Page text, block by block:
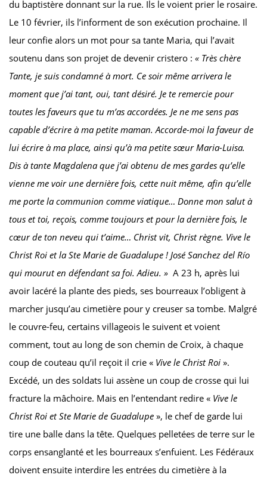
du baptistère donnant sur la rue. Ils le voient prier le rosaire.
Le 10 février, ils l’informent de son exécution prochaine. Il
leur confie alors un mot pour sa tante Maria, qui l’avait
soutenu dans son projet de devenir cristero : « Très chère
Tante, je suis condamné à mort. Ce soir même arrivera le
moment que j’ai tant, oui, tant désiré. Je te remercie pour
toutes les faveurs que tu m’as accordées. Je ne me sens pas
capable d’écrire à ma petite maman. Accorde-moi la faveur de
lui écrire à ma place, ainsi qu’à ma petite sœur Maria-Luisa.
Dis à tante Magdalena que j’ai obtenu de mes gardes qu’elle
vienne me voir une dernière fois, cette nuit même, afin qu’elle
me porte la communion comme viatique… Donne mon salut à
tous et toi, reçois, comme toujours etpour la dernière fois, le
cœur de ton neveu qui t’aime… Christ vit, Christ règne. Vive le
Christ Roi et la Ste Marie de Guadalupe ! José Sanchez del Río
qui mourut en défendant sa foi. Adieu. » A 23 h, après lui
avoir lacéré la plante des pieds, ses bourreaux l’obligent à
marcher jusqu’au cimetière pour y creuser sa tombe. Malgré
le couvre-feu, certains villageois le suivent et voient
comment, tout au long de son chemin de Croix, à chaque
coup de couteau qu’il reçoit il crie « Vive le Christ Roi ».
Excédé, un des soldats lui assène un coup de crosse qui lui
fracture la mâchoire. Mais en l’entendant redire « Vive le
Christ Roi et Ste Marie de Guadalupe », le chef de garde lui
tire une balle dans la tête. Quelques pelletées de terre sur le
corps ensanglanté et les bourreaux s’enfuient. Les Fédéraux
doivent ensuite interdire les entrées du cimetière à la